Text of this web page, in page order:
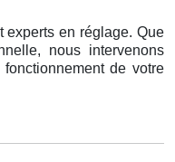
experts en réglage. Que
nous intervenons
de votre